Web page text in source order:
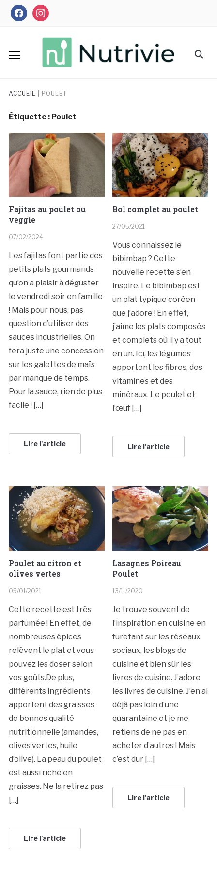
Skipfacebookinstagram
Search
ACCUEIL POULET
Étiquette : Poulet
Fajitas au poulet ou
veggie
07/02/2024
Les fajitas font partie des
petits plats gourmands
qu’on a plaisir à déguster
le vendredi soir en famille
! Mais pour nous, pas
question d’utiliser des
sauces industrielles. On
fera juste une concession
sur les galettes de maïs
par manque de temps.
Pour la sauce, rien de plus
facile ! […]
Lire l'article
Bol complet au poulet
27/05/2021
Vous connaissez le
bibimbap ? Cette
nouvelle recette s’en
inspire. Le bibimbap est
un plat typique coréen
que j’adore ! En effet,
j’aime les plats composés
et complets où il y a tout
en un. Ici, les légumes
apportent les fibres, des
vitamines et des
minéraux. Le poulet et
l’œuf […]
Lire l'article
Poulet au citron et
olives vertes
05/01/2021
Cette recette est très
parfumée ! En effet, de
nombreuses épices
relèvent le plat et vous
pouvez les doser selon
vos goûts.De plus,
différents ingrédients
apportent des graisses
de bonnes qualité
nutritionnelle (amandes,
olives vertes, huile
d’olive). La peau du poulet
est aussi riche en
graisses. Ne la retirez pas
[…]
Lire l'article
Lasagnes Poireau
Poulet
13/11/2020
Je trouve souvent de
l’inspiration en cuisine en
furetant sur les réseaux
sociaux, les blogs de
cuisine et bien sûr les
livres de cuisine. J’adore
les livres de cuisine. J’en ai
déjà pas loin d’une
quarantaine et je me
retiens de ne pas en
acheter d’autres ! Mais
c’est dur […]
Lire l'article